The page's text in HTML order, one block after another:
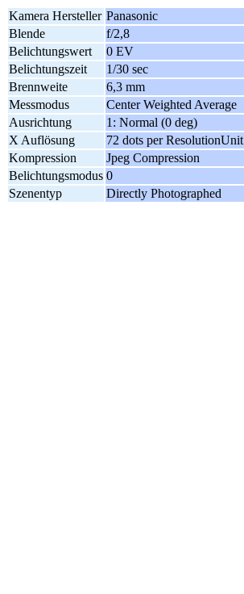
Kamera Hersteller Panasonic
Blende
f/2,8
Belichtungswert
0 EV
Belichtungszeit
1/30 sec
Brennweite
6,3 mm
Messmodus
Center Weighted Average
Ausrichtung
1: Normal (0 deg)
X Auflösung
72 dots per ResolutionUnit
Kompression
Jpeg Compression
Belichtungsmodus 0
Szenentyp
Directly Photographed